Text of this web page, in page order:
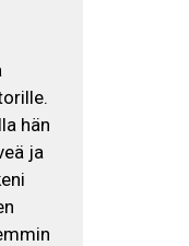
hän
ja